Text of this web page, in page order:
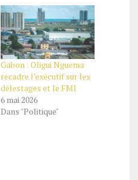
Gabon : Oligui Nguema
recadre l’exécutif sur les
délestages et le FMI
6 mai 2026
Dans "Politique"